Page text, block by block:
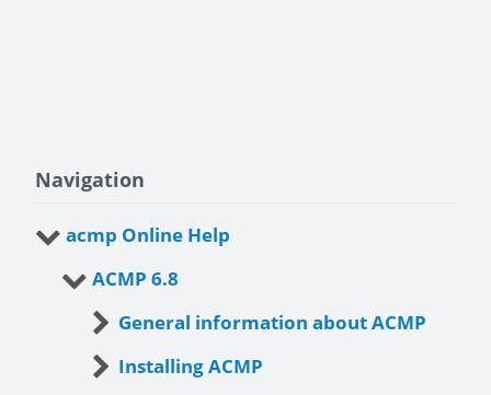
Navigation
acmp Online Help
ACMP 6.8
General information about ACMP
Installing ACMP